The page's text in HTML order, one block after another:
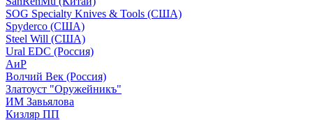
SOG Specialty Knives & Tools (США)
Spyderco (США)
Steel Will (США)
Ural EDC (Россия)
АиР
Волчий Век (Россия)
Златоуст "Оружейникъ"
ИМ Завьялова
Кизляр ПП